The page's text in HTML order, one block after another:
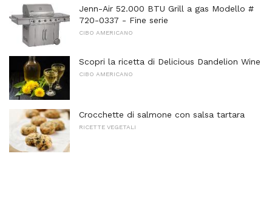
Jenn-Air 52.000 BTU Grill a gas Modello #
720-0337 - Fine serie
CIBO AMERICANO
Scopri la ricetta di Delicious Dandelion Wine
CIBO AMERICANO
Crocchette di salmone con salsa tartara
RICETTE VEGETALI